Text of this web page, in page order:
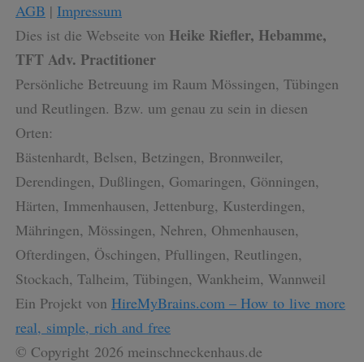
AGB | Impressum
Dies ist die Webseite von Heike Riefler, Hebamme,
TFT Adv. Practitioner
Persönliche Betreuung im Raum Mössingen, Tübingen
und Reutlingen. Bzw. um genau zu sein in diesen
Orten:
Bästenhardt, Belsen, Betzingen, Bronnweiler,
Derendingen, Dußlingen, Gomaringen, Gönningen,
Härten, Immenhausen, Jettenburg, Kusterdingen,
Mähringen, Mössingen, Nehren, Ohmenhausen,
Ofterdingen, Öschingen, Pfullingen, Reutlingen,
Stockach, Talheim, Tübingen, Wankheim, Wannweil
Ein Projekt von HireMyBrains.com – How to live more
real, simple, rich and free
© Copyright 2026 meinschneckenhaus.de
Name
CookieScriptConsent
CookieScript
1 Monat
Anbieter/
Domäne
thrivecart_v2 .thrivecart.com Session
ermöglicht
den online
erhebt keine